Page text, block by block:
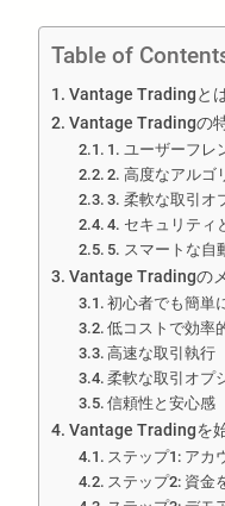
Table of
Vantage Tradingと
Vantage Tradingの
1. ユーザーフレ
2. 高度なアルゴ
3. 柔軟な取引オ
4. セキュリティ
5. スマートな自
Vantage Tradingの
初心者でも簡単
低コストで効率
高速な取引執行
柔軟な取引オプ
信頼性と安心感
Vantage Tradingを
ステップ1: アカ
ステップ2: 資金